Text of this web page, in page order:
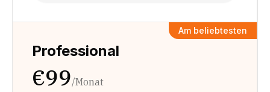
Am beliebtesten
Professional
€99/Monat